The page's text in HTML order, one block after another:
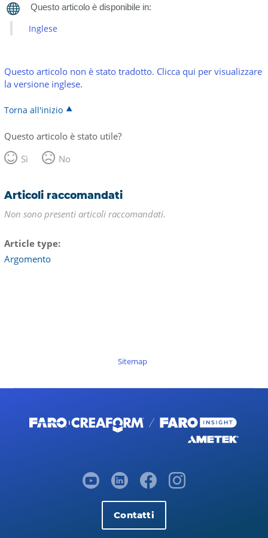
Inglese
Questo articolo non è stato tradotto. Clicca qui per visualizzare
la versione inglese.
Torna all'inizio
Questo articolo è stato utile?
Sì
No
Articoli raccomandati
Non sono presenti articoli raccomandati.
Article type
Argomento
Sitemap
Contatti